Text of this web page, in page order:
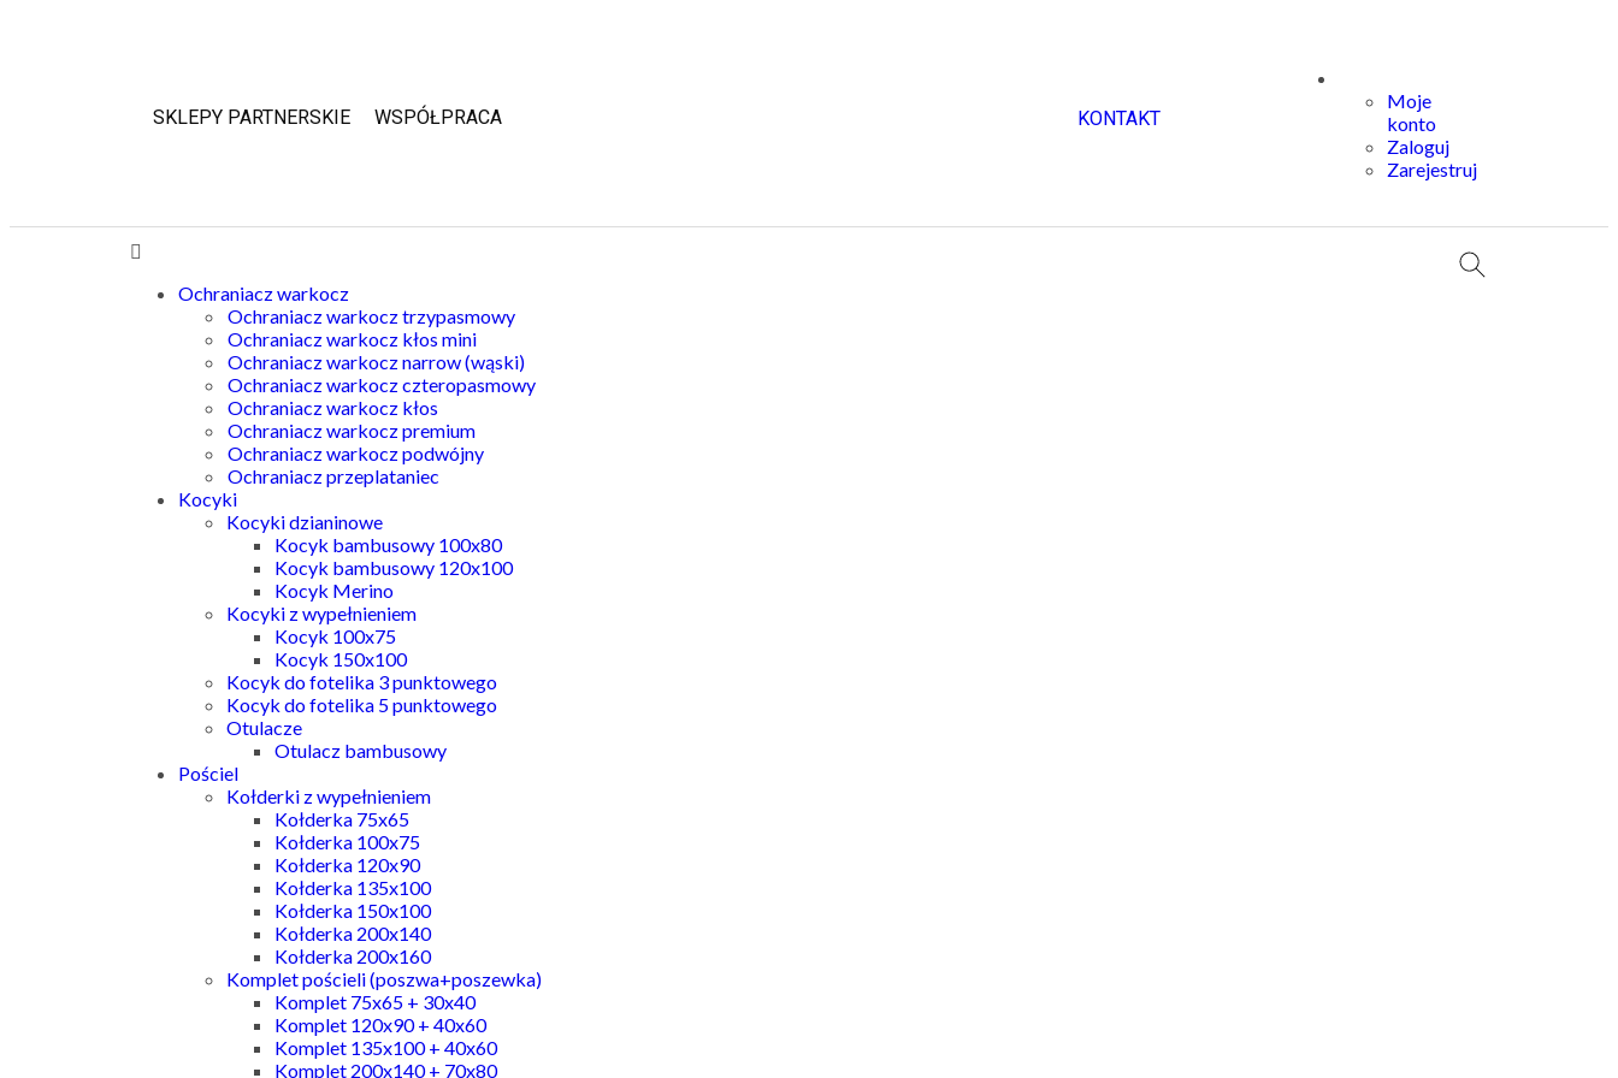
SKLEPY PARTNERSKIE WSPÓŁPRACA KONTAKT
Moje
konto
Zaloguj
Zarejestruj
Ochraniacz warkocz
Ochraniacz warkocz trzypasmowy
Ochraniacz warkocz kłos mini
Ochraniacz warkocz narrow (wąski)
Ochraniacz warkocz czteropasmowy
Ochraniacz warkocz kłos
Ochraniacz warkocz premium
Ochraniacz warkocz podwójny
Ochraniacz przeplataniec
Kocyki
Kocyki dzianinowe
Kocyk bambusowy 100x80
Kocyk bambusowy 120x100
Kocyk Merino
Kocyki z wypełnieniem
Kocyk 100x75
Kocyk 150x100
Kocyk do fotelika 3 punktowego
Kocyk do fotelika 5 punktowego
Otulacze
Otulacz bambusowy
Pościel
Kołderki z wypełnieniem
Kołderka 75x65
Kołderka 100x75
Kołderka 120x90
Kołderka 135x100
Kołderka 150x100
Kołderka 200x140
Kołderka 200x160
Komplet pościeli (poszwa+poszewka)
Komplet 75x65 + 30x40
Komplet 120x90 + 40x60
Komplet 135x100 + 40x60
Komplet 200x140 + 70x80